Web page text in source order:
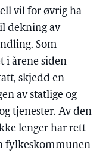
vil for øvrig ha
dekning av
Som
i årene siden
skjedd en
av statlige og
tjenester. Av den
lenger har rett
fylkeskommunen